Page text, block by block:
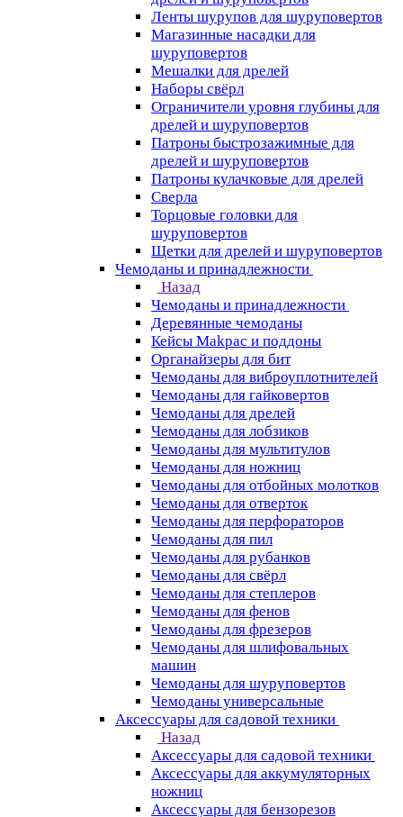
Ленты шурупов для шуруповертов
Магазинные насадки для
шуруповертов
Мешалки для дрелей
Наборы свёрл
Ограничители уровня глубины для
дрелей и шуруповертов
Патроны быстрозажимные для
дрелей и шуруповертов
Патроны кулачковые для дрелей
Сверла
Торцовые головки для
шуруповертов
Щетки для дрелей и шуруповертов
Чемоданы и принадлежности
Назад
Чемоданы и принадлежности
Деревянные чемоданы
Кейсы Makpac и поддоны
Органайзеры для бит
Чемоданы для виброуплотнителей
Чемоданы для гайковертов
Чемоданы для дрелей
Чемоданы для лобзиков
Чемоданы для мультитулов
Чемоданы для ножниц
Чемоданы для отбойных молотков
Чемоданы для отверток
Чемоданы для перфораторов
Чемоданы для пил
Чемоданы для рубанков
Чемоданы для свёрл
Чемоданы для степлеров
Чемоданы для фенов
Чемоданы для фрезеров
Чемоданы для шлифовальных
машин
Чемоданы для шуруповертов
Чемоданы универсальные
Аксессуары для садовой техники
Назад
Аксессуары для садовой техники
Аксессуары для аккумуляторных
ножниц
Аксессуары для бензорезов